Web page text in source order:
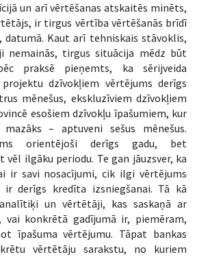
un arī vērtēšanas atskaitēs minēts,
ir tirgus vērtība vērtēšanās brīdī
datumā. Kaut arī tehniskais stāvoklis,
nemainās, tirgus situācija mēdz būt
praksē pieņemts, ka sērijveida
dzīvokļiem vērtējums derīgs
mēnešus, ekskluzīviem dzīvokļiem
esošiem dzīvokļu īpašumiem, kur
– aptuveni sešus mēnešus.
orientējoši derīgs gadu, bet
ilgāku periodu. Te gan jāuzsver, ka
ir savi nosacījumi, cik ilgi vērtējums
derīgs kredīta izsniegšanai. Tā kā
un vērtētāji, kas saskaņā ar
vai konkrētā gadījumā ir, piemēram,
īpašuma vērtējumu. Tāpat bankas
vērtētāju sarakstu, no kuriem